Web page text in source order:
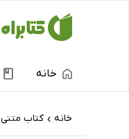
خانه
خانه › کتاب‌ متنی